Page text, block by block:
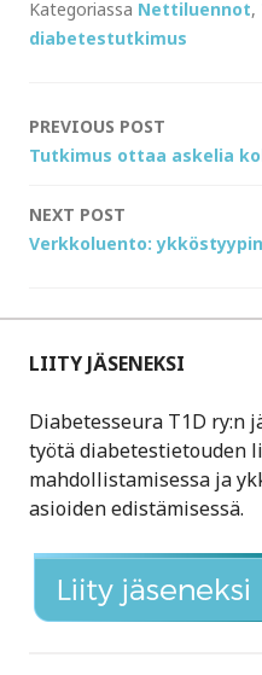
Kategoriassa Nettiluennot,
diabetestutkimus
Post
PREVIOUS POST
Tutkimus ottaa askelia
NEXT POST
Verkkoluento:
LIITY JÄSENEKSI
Diabetesseura T1D ry:n
työtä diabetestietouden
mahdollistamisessa ja
asioiden edistämisessä.